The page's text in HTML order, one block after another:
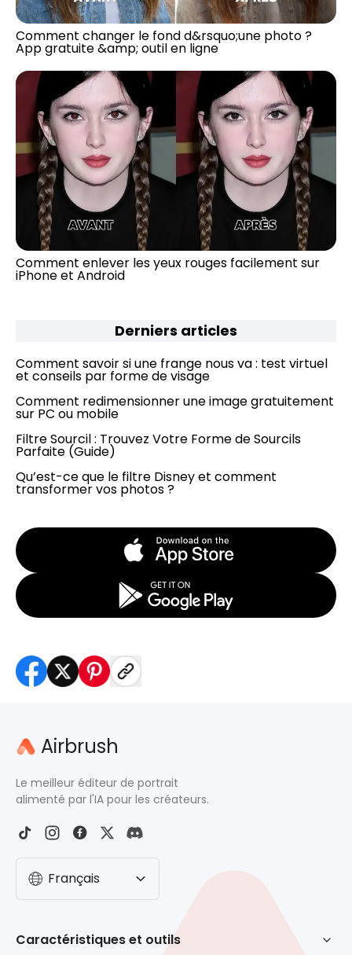
Comment changer le fond d&rsquo;une photo ?
App gratuite &amp; outil en ligne
Comment enlever les yeux rouges facilement sur
iPhone et Android
Derniers articles
Comment savoir si une frange nous va : test virtuel
et conseils par forme de visage
Comment redimensionner une image gratuitement
sur PC ou mobile
Filtre Sourcil : Trouvez Votre Forme de Sourcils
Parfaite (Guide)
Qu’est-ce que le filtre Disney et comment
transformer vos photos ?
Airbrush
Le meilleur éditeur de portrait
alimenté par l'IA pour les créateurs.
Français
Caractéristiques et outils